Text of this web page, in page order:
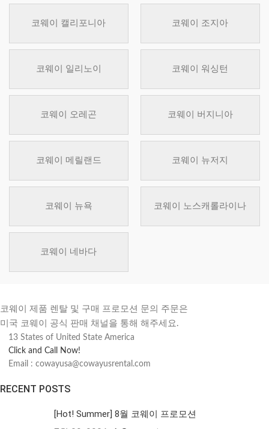
코웨이 캘리포니아 코웨이 조지아
코웨이 일리노이 코웨이 워싱턴
코웨이 오레곤 코웨이 버지니아
코웨이 메릴랜드 코웨이 뉴저지
코웨이 뉴욕 코웨이 노스캐롤라이나
코웨이 네바다
코웨이 제품 렌탈 및 구매 프로모션 문의 주문은
미국 코웨이 공식 판매 채널을 통해 해주세요.
13 States of United State America
Click and Call Now!
Email : cowayusa@cowayusrental.com
RECENT POSTS
[Hot! Summer] 8월 코웨이 프로모션